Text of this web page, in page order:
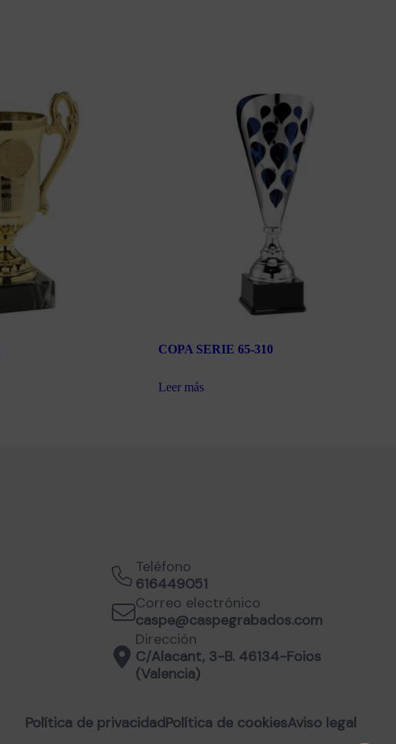
COPA SERIE 65-310
Leer más
Teléfono
616449051
Correo electrónico
caspe@caspegrabados.com
Dirección
C/Alacant, 3-B. 46134-Foios
(Valencia)
Política de privacidadPolítica de cookiesAviso legal